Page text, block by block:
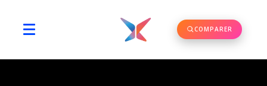
COMPARER